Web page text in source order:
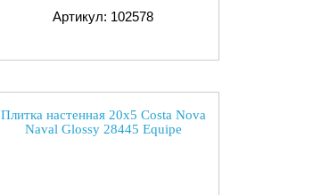
Артикул: 102578
Плитка настенная 20x5 Costa Nova
Naval Glossy 28445 Equipe